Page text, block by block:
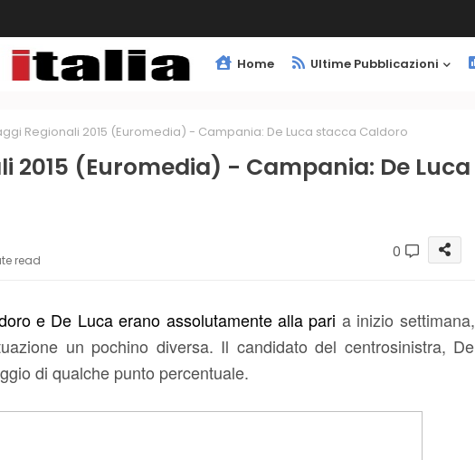
Home Ultime Pubblicazioni
Regionali 2015 (Euromedia) - Campania: De Luca stacca Caldoro
2015 (Euromedia) - Campania: De Luca
read 0
e De Luca erano assolutamente alla pari a inizio settimana,
un pochino diversa. Il candidato del centrosinistra, De
di qualche punto percentuale.